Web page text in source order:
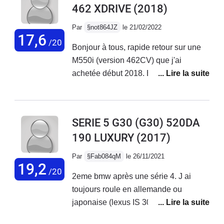
17,6 /20
462 XDRIVE (2018)
Par §not864JZ le 21/02/2022
Bonjour à tous, rapide retour sur une
M550i (version 462CV) que j'ai
achetée début 2018. Elle a maintenant
avantageusement remplacée une M3
agréable au quotidien.La M550i est
l'opposé complet de la M3. Le plaisir
quelle motricité (x-drive) et quel
moteur! Toujours présent avec un
couple présent très bas. Il est bien
19,2 /20
SERIE 5 G30 (G30) 520DA
190 LUXURY (2017)
Par §Fab084qM le 26/11/2021
2eme bmw après une série 4. J ai
toujours roule en allemande ou
japonaise (lexus IS 300h.Fsport,